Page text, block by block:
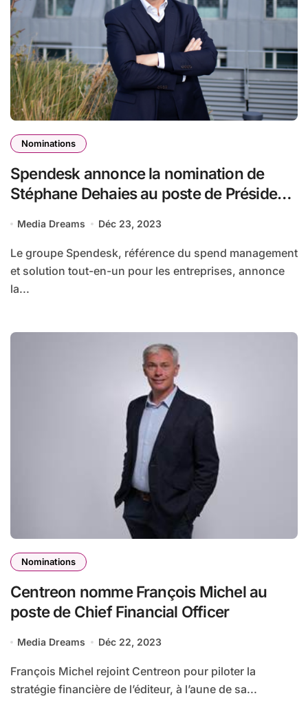
Nominations
Spendesk annonce la nomination de
Stéphane Dehaies au poste de Président
Media Dreams Déc 23, 2023
Le groupe Spendesk, référence du spend management
et solution tout-en-un pour les entreprises, annonce
la...
Nominations
Centreon nomme François Michel au
poste de Chief Financial Officer
Media Dreams Déc 22, 2023
François Michel rejoint Centreon pour piloter la
stratégie financière de l’éditeur, à l’aune de sa...